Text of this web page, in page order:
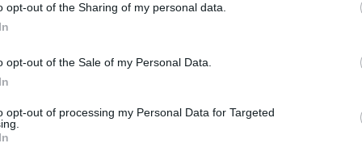
opt-out of the Sharing of my personal data.
opt-out of the Sale of my Personal Data.
opt-out of processing my Personal Data for Targeted
Az előnyei
személyiségfejlesztés javítja az önbizalmat,
2. Hatékony kommunikáció: A kommunikációs